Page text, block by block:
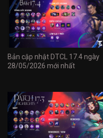
Bản cập nhật DTCL 17.4 ngày
28/05/2026 mới nhất